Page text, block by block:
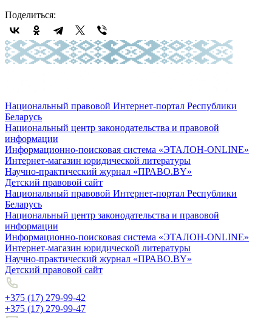
Поделиться:
Национальный правовой Интернет-портал Республики
Беларусь
Национальный центр законодательства и правовой
информации
Информационно-поисковая система «ЭТАЛОН-ONLINE»
Интернет-магазин юридической литературы
Научно-практический журнал «ПРАВО.BY»
Детский правовой сайт
Национальный правовой Интернет-портал Республики
Беларусь
Национальный центр законодательства и правовой
информации
Информационно-поисковая система «ЭТАЛОН-ONLINE»
Интернет-магазин юридической литературы
Научно-практический журнал «ПРАВО.BY»
Детский правовой сайт
+375 (17) 279-99-42
+375 (17) 279-99-47